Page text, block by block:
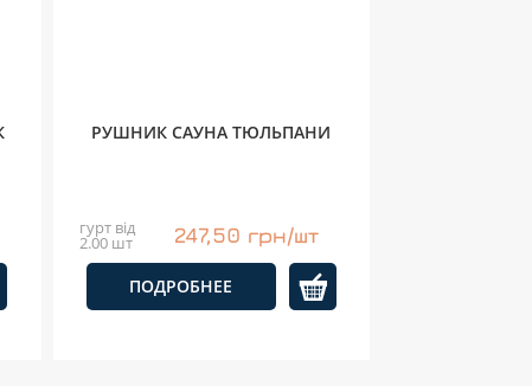
РУШНИК САУНА ТЮЛЬПАНИ
гурт від
2.00 шт 247,50 грн/шт
ПОДРОБНЕЕ